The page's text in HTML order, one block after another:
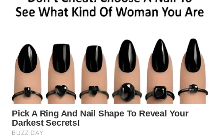
TIMUR
SEMARANG
WN
WN
BOROBUDUR